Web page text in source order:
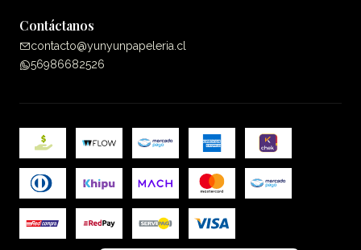
Contáctanos
contacto@yunyunpapeleria.cl
56986682526